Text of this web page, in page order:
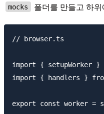
mocks 폴더를 만들고 하
// browser.ts
import { setupWorker }
import { handlers }